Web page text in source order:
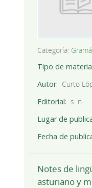
Categoría:
Tipo de
Autor
Curto
Editorial
s. n.
Lugar de
Fecha de
Notes de
asturiano y